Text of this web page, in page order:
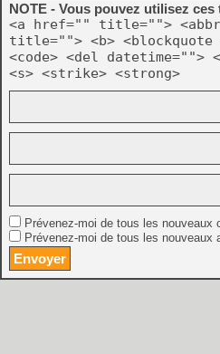
NOTE - Vous pouvez utilisez
<a href="" title="">
title=""> <b>
<code> <del datetime="">
<s> <strike> <strong>
Prévenez-moi de tous les nouveaux
Prévenez-moi de tous les nouveaux